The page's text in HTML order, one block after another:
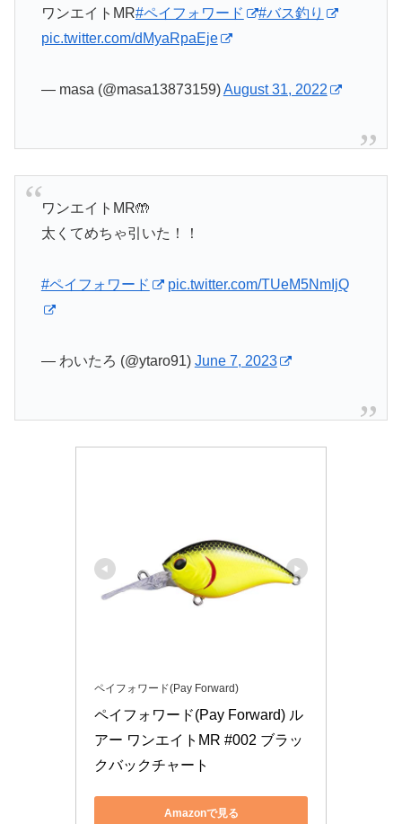
ワンエイトMR#ペイフォワード
#バス釣り
pic.twitter.com/dMyaRpaEje
— masa (@masa13873159)August 31, 2022
ワンエイトMR🤲
太くてめちゃ引いた！！
#ペイフォワード pic.twitter.com/TUeM5NmIjQ
— わいたろ (@ytaro91) June 7, 2023
ペイフォワード(Pay Forward)
ペイフォワード(Pay Forward) ル
アー ワンエイトMR #002 ブラッ
クバックチャート
Amazonで見る